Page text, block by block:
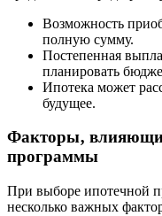
Возможность
полную сумму.
Постепенная
планировать
Ипотека может
будущее.
Факторы‚
программы
При выборе ипотечной
несколько важных